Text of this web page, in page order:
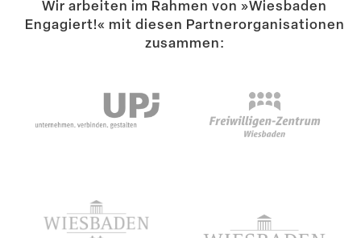
Wir arbeiten im Rahmen von »Wiesbaden
Engagiert!« mit diesen Partner­or­ga­ni­sa­tionen
zusammen: